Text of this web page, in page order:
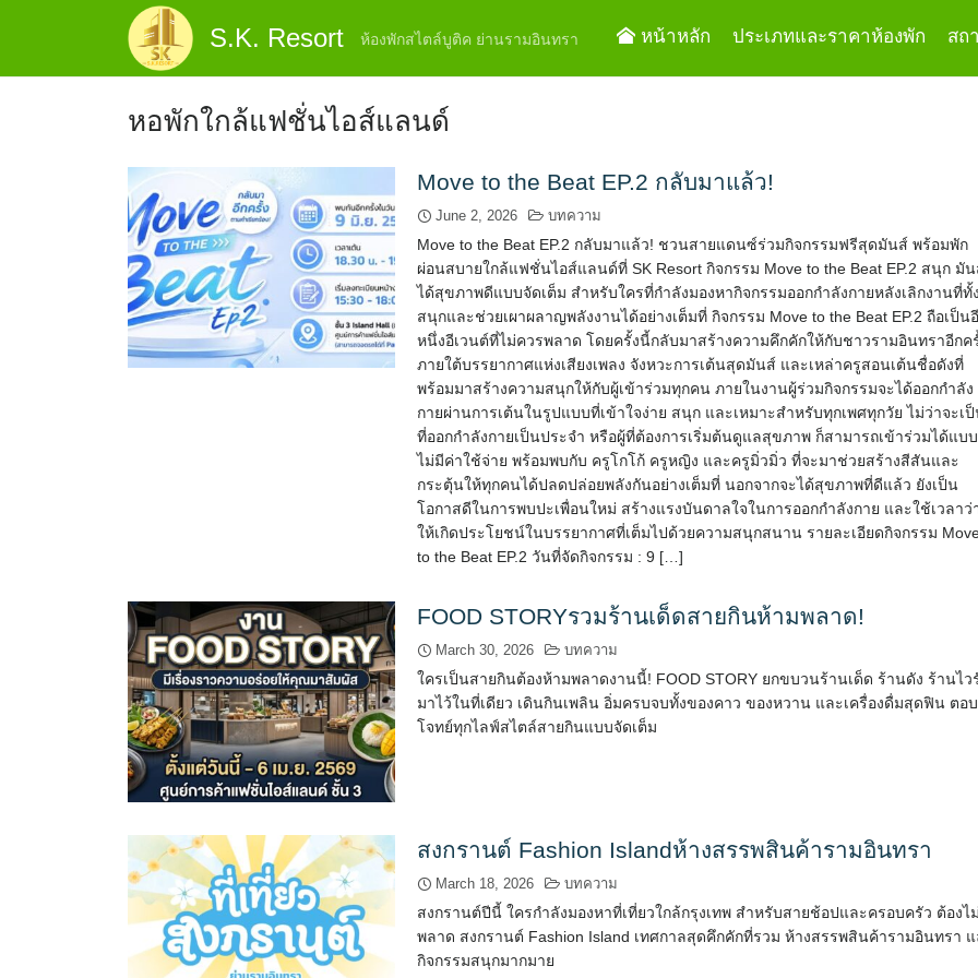
S.K. Resort ห้องพักสไตล์บูติค ย่านรามอินทรา หน้าหลัก ประเภทและราคาห้องพัก สถ
หอพักใกล้แฟชั่นไอส์แลนด์
Move to the Beat EP.2 กลับมาแล้ว!
June 2, 2026 บทความ
Move to the Beat EP.2 กลับมาแล้ว! ชวนสายแดนซ์ร่วมกิจกรรมฟรีสุดมันส์ พร้อมพัก
ผ่อนสบายใกล้แฟชั่นไอส์แลนด์ที่ SK Resort กิจกรรม Move to the Beat EP.2 สนุก มั
ได้สุขภาพดีแบบจัดเต็ม สำหรับใครที่กำลังมองหากิจกรรมออกกำลังกายหลังเลิกงานที่ทั้ง
สนุกและช่วยเผาผลาญพลังงานได้อย่างเต็มที่ กิจกรรม Move to the Beat EP.2 ถือเป็น
หนึ่งอีเวนต์ที่ไม่ควรพลาด โดยครั้งนี้กลับมาสร้างความคึกคักให้กับชาวรามอินทราอีกค
ภายใต้บรรยากาศแห่งเสียงเพลง จังหวะการเต้นสุดมันส์ และเหล่าครูสอนเต้นชื่อดังที่
พร้อมมาสร้างความสนุกให้กับผู้เข้าร่วมทุกคน ภายในงานผู้ร่วมกิจกรรมจะได้ออกกำลัง
กายผ่านการเต้นในรูปแบบที่เข้าใจง่าย สนุก และเหมาะสำหรับทุกเพศทุกวัย ไม่ว่าจะเ
ที่ออกกำลังกายเป็นประจำ หรือผู้ที่ต้องการเริ่มต้นดูแลสุขภาพ ก็สามารถเข้าร่วมได้แบบ
ไม่มีค่าใช้จ่าย พร้อมพบกับ ครูโกโก้ ครูหญิง และครูมิ่วมิ่ว ที่จะมาช่วยสร้างสีสันและ
กระตุ้นให้ทุกคนได้ปลดปล่อยพลังกันอย่างเต็มที่ นอกจากจะได้สุขภาพที่ดีแล้ว ยังเป็น
โอกาสดีในการพบปะเพื่อนใหม่ สร้างแรงบันดาลใจในการออกกำลังกาย และใช้เวลาว่
ให้เกิดประโยชน์ในบรรยากาศที่เต็มไปด้วยความสนุกสนาน รายละเอียดกิจกรรม
to the Beat EP.2 วันที่จัดกิจกรรม : 9 […]
FOOD STORYรวมร้านเด็ดสายกินห้ามพลาด!
March 30, 2026 บทความ
ใครเป็นสายกินต้องห้ามพลาดงานนี้! FOOD STORY ยกขบวนร้านเด็ด ร้านดัง ร้านไว
มาไว้ในที่เดียว เดินกินเพลิน อิ่มครบจบทั้งของคาว ของหวาน และเครื่องดื่มสุดฟิน ตอบ
โจทย์ทุกไลฟ์สไตล์สายกินแบบจัดเต็ม
สงกรานต์ Fashion Islandห้างสรรพสินค้ารามอินทรา
March 18, 2026 บทความ
สงกรานต์ปีนี้ ใครกำลังมองหาที่เที่ยวใกล้กรุงเทพ สำหรับสายช้อปและครอบครัว ต้องไม่
พลาด สงกรานต์ Fashion Island เทศกาลสุดคึกคักที่รวม ห้างสรรพสินค้ารามอินทรา แ
กิจกรรมสนุกมากมาย